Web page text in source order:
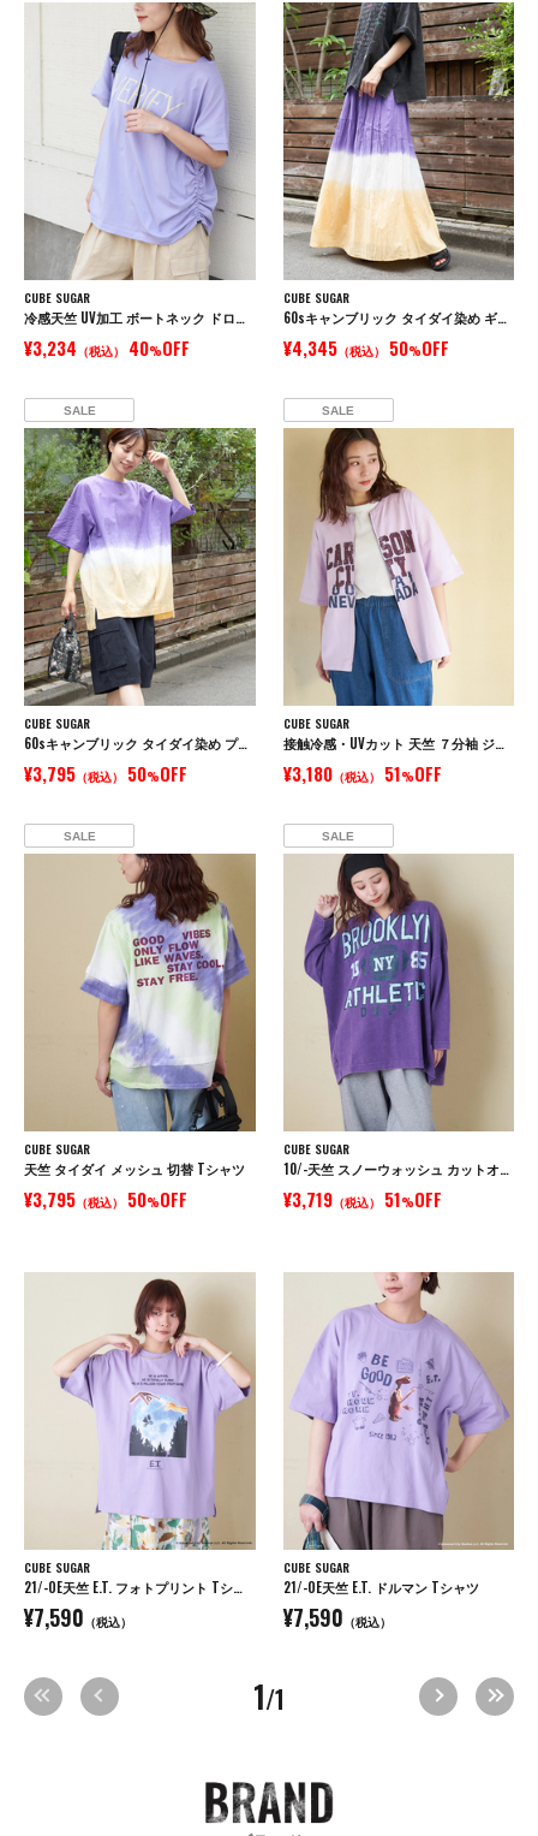
CUBE SUGAR
冷感天竺 UV加工 ボートネック ドロスト Tシャツ
¥3,234 （税込） 40%OFF
CUBE SUGAR
60sキャンブリック タイダイ染め ギャザースカート
¥4,345（税込） 50%OFF
SALE
CUBE SUGAR
60sキャンブリック タイダイ染め プルオーバーシャツ
¥3,795 （税込） 50%OFF
SALE
CUBE SUGAR
接触冷感・UVカット 天竺 ７分袖 ジップ カーディガン
¥3,180（税込） 51%OFF
SALE
CUBE SUGAR
天竺 タイダイ メッシュ 切替 Tシャツ
¥3,795 （税込） 50%OFF
SALE
CUBE SUGAR
10/-天竺 スノーウォッシュ カットオフ Vネック プルオーバー
¥3,719（税込） 51%OFF
CUBE SUGAR
21/-OE天竺 E.T. フォトプリント Tシャツ
¥7,590 （税込）
CUBE SUGAR
21/-OE天竺 E.T. ドルマン Tシャツ
¥7,590 （税込）
1/1